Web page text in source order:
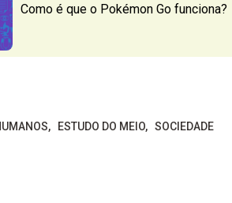
Como é que o Pokémon Go funciona?
ESTUDO DO MEIO SOCIEDADE